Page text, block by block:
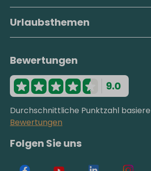
Urlaubsthemen
Bewertungen
9.0
Durchschnittliche Punktzahl
Bewertungen
Folgen Sie uns